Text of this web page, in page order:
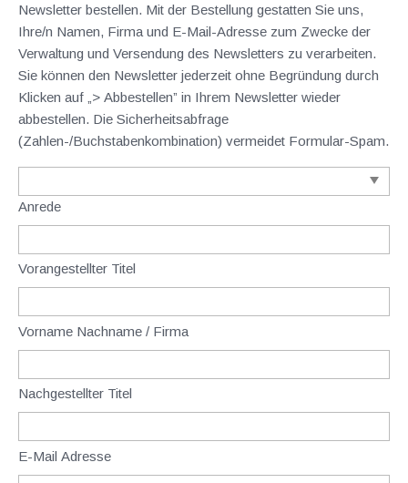
Newsletter bestellen. Mit der Bestellung gestatten Sie uns,
Ihre/n Namen, Firma und E-Mail-Adresse zum Zwecke der
Verwaltung und Versendung des Newsletters zu verarbeiten.
Sie können den Newsletter jederzeit ohne Begründung durch
Klicken auf „> Abbestellen” in Ihrem Newsletter wieder
abbestellen. Die Sicherheitsabfrage
(Zahlen-/Buchstabenkombination) vermeidet Formular-Spam.
Anrede
Vorangestellter Titel
Vorname Nachname / Firma
Nachgestellter Titel
E-Mail Adresse